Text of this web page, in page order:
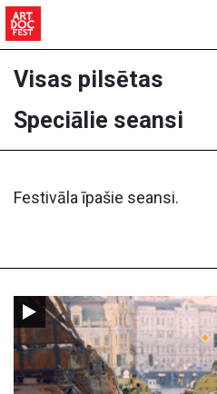
Visas pilsētas
Speciālie seansi
Festivāla īpašie seansi.